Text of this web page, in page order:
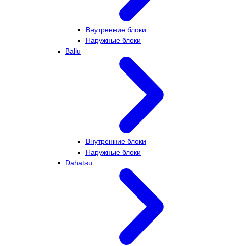
Внутренние блоки
Наружные блоки
Ballu
Внутренние блоки
Наружные блоки
Dahatsu